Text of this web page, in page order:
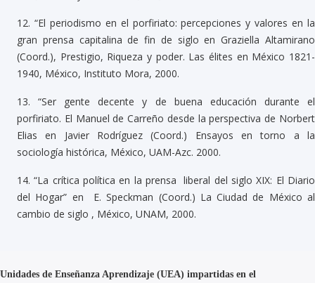
12. “El periodismo en el porfiriato: percepciones y valores en la
gran prensa capitalina de fin de siglo en Graziella Altamirano
(Coord.), Prestigio, Riqueza y poder. Las élites en México 1821-
1940, México, Instituto Mora, 2000.
13.
“Ser gente decente y de buena educación durante el
porfiriato. El Manuel de Carreño desde la perspectiva de Norbert
Elias en Javier Rodríguez (Coord.) Ensayos en torno a la
sociología histórica, México, UAM-Azc. 2000.
14. “La crítica política en la prensa liberal del siglo XIX: El Diario
del Hogar” en E. Speckman (Coord.) La Ciudad de México al
cambio de siglo , México, UNAM, 2000.
Unidades de Enseñanza Aprendizaje (UEA) impartidas en el